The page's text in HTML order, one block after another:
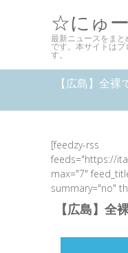
☆にゅ
最新ニュースをまと
です。本サイトは
す。
【広島】全
[feedzy-rss
feeds="https://
max="7"
summary="no"
【広島】